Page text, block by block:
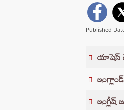
Published
యాషెస్